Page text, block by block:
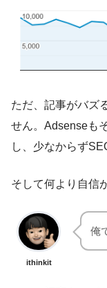
ただ、記事がバズ
せん。Adsenseも
し、少なからず
そして何より自信
ithinkit
俺